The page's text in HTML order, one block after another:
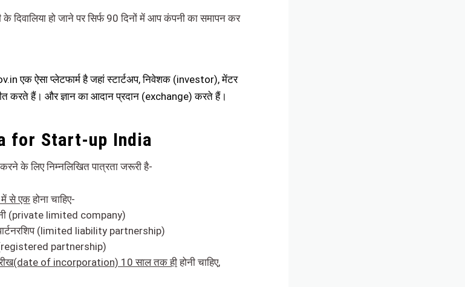
दिवालिया हो जाने पर सिर्फ 90 दिनों में आप कंपनी का समापन कर
एक ऐसा प्लेटफार्म है जहां स्टार्टअप, निवेशक (investor), मेंटर
करते हैं। और ज्ञान का आदान प्रदान (exchange) करते हैं।
for Start-up India
के लिए निम्नलिखित पात्रता जरूरी है-
में से एकहोना चाहिए-
(private limited company)
पार्टनरशिप (limited liability partnership)
(registered partnership)
of incorporation) 10 साल तक हीहोनी चाहिए,